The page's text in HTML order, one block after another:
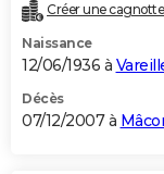
Créer une
Naissance
12/06/1936 à
Décès
07/12/2007 à